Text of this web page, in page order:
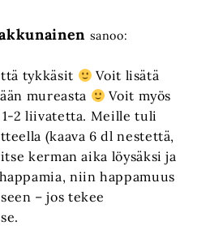
sanoo:
tykkäsit
Voit lisätä
mureasta
Voit myös
2 liivatetta. Meille tuli
(kaava 6 dl nestettä,
kerman aika löysäksi ja
niin happamuus
– jos tekee